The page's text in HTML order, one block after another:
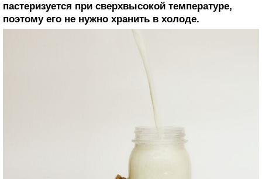
пастеризуется при сверхвысокой температуре,
поэтому его не нужно хранить в холоде.